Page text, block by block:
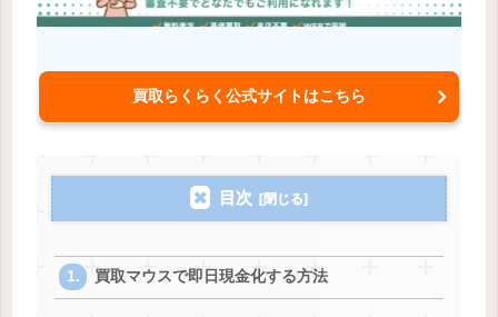
買取らくらく公式サイトはこちら
目次
買取マウスで即日現金化する方法